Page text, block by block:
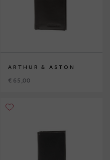
ARTHUR & ASTON
€ 65,00